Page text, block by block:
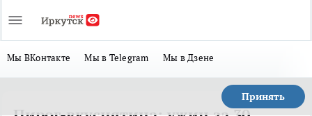
Мы ВКонтакте Мы в Telegram Мы в Дзене
Принять